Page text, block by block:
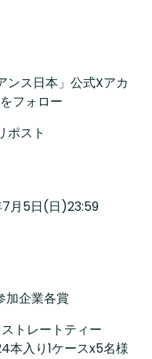
ンス日本」公式Xアカ
フォロー
ポスト
月5日(日)23:59
加企業各賞
トレートティー
本入り1ケースx5名様